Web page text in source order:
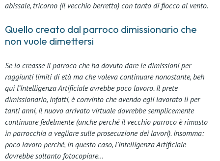
abissale, tricorno (il vecchio berretto) con tanto di fiocco al vento.
Quello creato dal parroco dimissionario che
non vuole dimettersi
Se lo creasse il parroco che ha dovuto dare le dimissioni per
raggiunti limiti di età ma che voleva continuare nonostante, beh
qui l’Intelligenza Artificiale avrebbe poco lavoro. Il prete
dimissionario, infatti, è convinto che avendo egli lavorato lì per
tanti anni, il nuovo arrivato virtuale dovrebbe semplicemente
continuare fedelmente (anche perché il vecchio parroco è rimasto
in parrocchia a vegliare sulle prosecuzione dei lavori). Insomma:
poco lavoro perché, in questo caso, l’Intelligenza Artificiale
dovrebbe soltanto fotocopiare…